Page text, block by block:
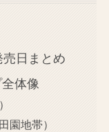
日まとめ
体像
園地帯）